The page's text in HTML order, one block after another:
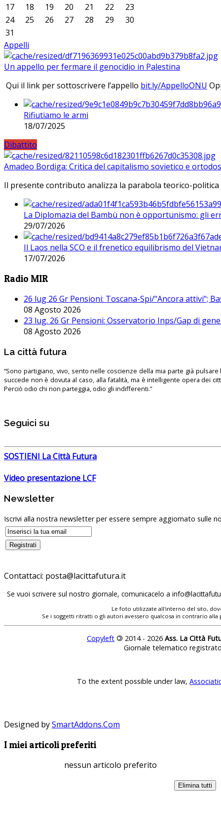
17 18 19 20 21 22
23
24
25 26 27 28 29
30
31
Appelli
Un appello per fermare il genocidio in Palestina
Qui il link per sottoscrivere l’appello bit.ly/AppelloONU
Rifiutiamo le armi
18/07/2025
Dibattito
Amadeo Bordiga: Critica del capitalismo sovietico e
Il presente contributo analizza la parabola teorico-
La Diplomazia del Bambù non è opportunismo: gli
29/07/2026
Il Laos nella SCO e il frenetico equilibrismo del
17/07/2026
Radio MIR
26 lug 26 Gr Pensioni: Toscana-Spi/"Ancora attivi";
08 Agosto 2026
23 lug. 26 Gr Pensioni: Osservatorio Inps/Gap di
08 Agosto 2026
La città futura
“Sono partigiano, vivo, sento nelle coscienze della mia parte già pulsare
succede non è dovuta al caso, alla fatalità, ma è intelligente opera dei
Perciò odio chi non parteggia, odio gli indifferenti.”
Seguici su
SOSTIENI La Città Futura
Video presentazione LCF
Newsletter
Iscrivi alla nostra newsletter per essere sempre aggiornato sulle
Contattaci:
Se vuoi scrivere sul nostro giornale, comunicacelo a
Le foto utilizzate all'interno del sito,
Se i soggetti ritratti o gli autori avessero qualcosa in contrario
Copyleft © 2014 - 2026 Ass. La Città
Giornale telematico
To the extent possible under law,
Designed bySmartAddons.Com
I miei articoli preferiti
nessun articolo preferito